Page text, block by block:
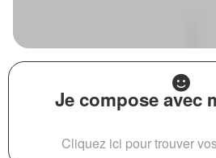
Je compose avec
Cliquez ici pour trouver